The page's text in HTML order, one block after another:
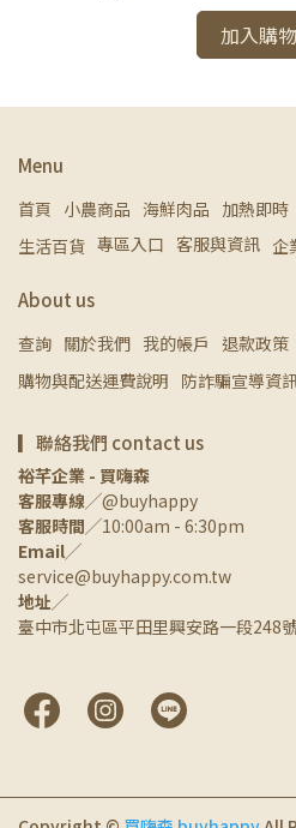
加入購
Menu
首頁 小農商品 海鮮肉品 加熱即時
生活百貨 專區入口 客服與資訊 企
About us
查詢 關於我們 我的帳戶 退款政策
購物與配送運費說明 防詐騙宣導資
▎聯絡我們 contact us
裕芊企業 - 買嗨森
客服專線╱@buyhappy
客服時間╱10:00am - 6:30pm
Email╱
service@buyhappy.com.tw
地址╱
臺中市北屯區平田里興安路一段248